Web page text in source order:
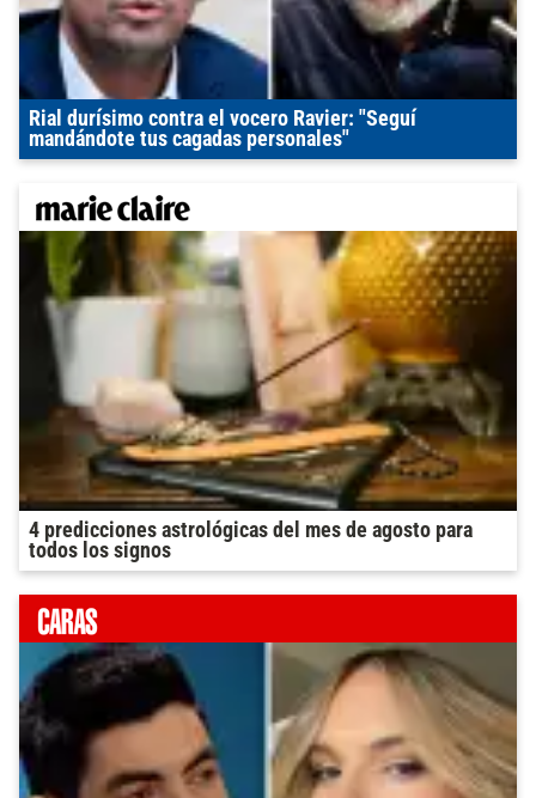
Rial durísimo contra el vocero Ravier: "Seguí
mandándote tus cagadas personales"
4 predicciones astrológicas del mes de agosto para
todos los signos